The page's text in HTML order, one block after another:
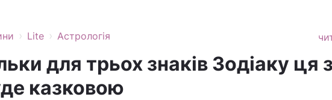
› Lite › Астрологія
для трьох знаків Зодіаку ця
казковою